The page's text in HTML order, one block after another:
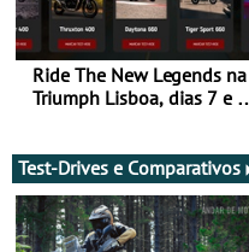
Ride The New Legends na
Triumph Lisboa, dias 7 e 8
Test-Drives e Comparativos